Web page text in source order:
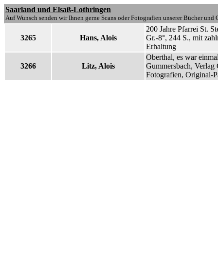
Saarland und Elsaß-Lothringen
Auf Wunsch senden wir Ihnen gerne Scans oder Fotografien unserer Bücher und
3265 Hans, Alois
200 Jahre Pfarrei St.
Gr.-8°, 244 S., mit
Erhaltung
3266 Litz, Alois
Oberthal, es war
Gummersbach, Verlag
Fotografien, Original-